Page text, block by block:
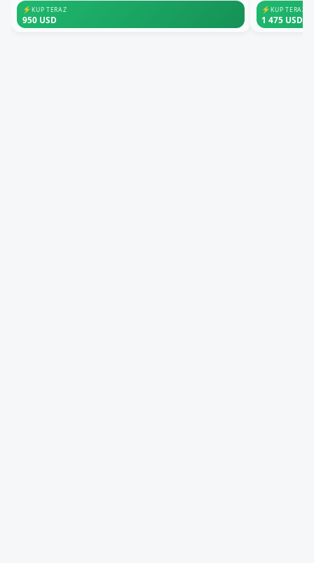
⚡KUP TERAZ
950 USD
⚡KUP TERAZ
1 475 USD